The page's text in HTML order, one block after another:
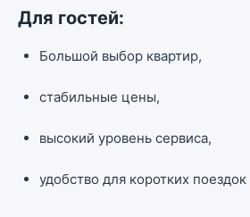
Для гостей:
Большой выбор квартир,
стабильные цены,
высокий уровень сервиса,
удобство для коротких